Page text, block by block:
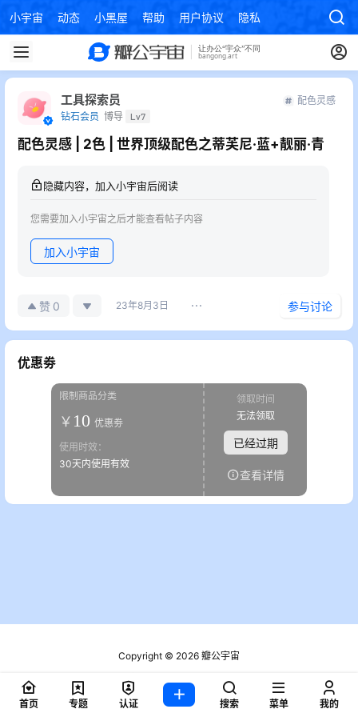
小宇宙 动态 小黑屋 帮助 用户协议 隐私政策
工具探索员
钻石会员 博导 Lv7
配色灵感
配色灵感 | 2色 | 世界顶级配色之蒂芙尼·蓝+靓丽·青
隐藏内容，加入小宇宙后阅读
您需要加入小宇宙之后才能查看帖子内容
加入小宇宙
赞 0 23年8月3日 参与讨论
优惠劵
限制商品分类
￥ 10 优惠劵
使用时效：
30天内使用有效
领取时间
无法领取
已经过期
查看详情
Copyright © 2026 瓣公宇宙
粤ICP备2021076721号
查询 2 次，耗时 0.1870 秒
首页 专题 认证 搜索 菜单 我的